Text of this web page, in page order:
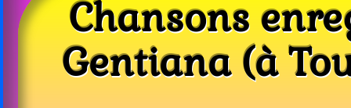
Chansons
Gentiana (à